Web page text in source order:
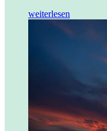
weiterlesen